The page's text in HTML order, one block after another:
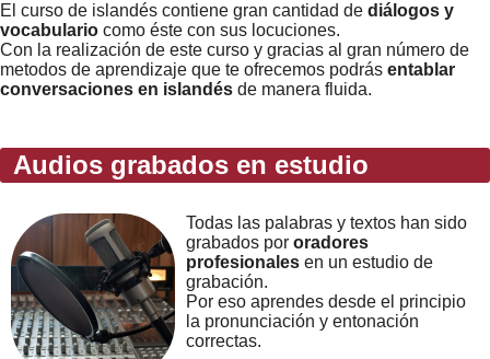
El curso de islandés contiene gran cantidad de diálogos y
vocabulario como éste con sus locuciones.
Con la realización de este curso y gracias al gran número de
metodos de aprendizaje que te ofrecemos podrás entablar
conversaciones en islandés de manera fluida.
Audios grabados en estudio
Todas las palabras y textos han sido
grabados por oradores
profesionales en un estudio de
grabación.
Por eso aprendes desde el principio
la pronunciación y entonación
correctas.